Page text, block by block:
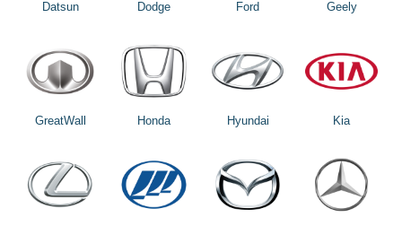
Datsun Dodge Ford Geely
GreatWall Honda Hyundai Kia